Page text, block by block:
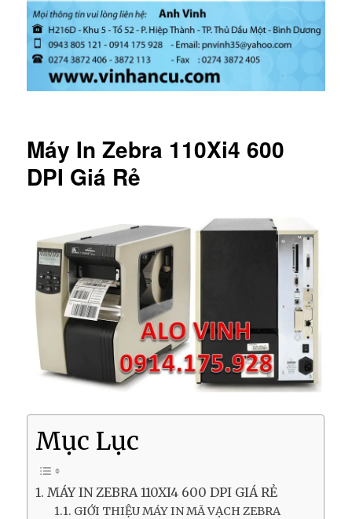
Máy In Zebra 110Xi4 600
DPI Giá Rẻ
Mục Lục
MÁY IN ZEBRA 110XI4 600 DPI GIÁ RẺ
GIỚI THIỆU MÁY IN MÃ VẠCH ZEBRA